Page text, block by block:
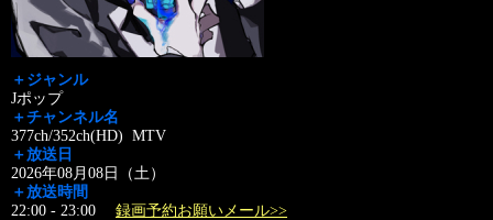
＋ジャンル
Jポップ
＋チャンネル名
377ch/352ch(HD) MTV
＋放送日
2026年08月08日（土）
＋放送時間
22:00 - 23:00 録画予約お願いメール>>